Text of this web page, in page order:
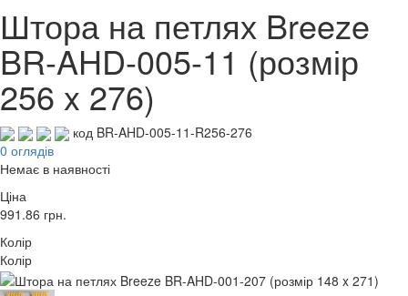
Штора на петлях Breeze
BR-AHD-005-11 (розмір
256 x 276)
код BR-AHD-005-11-R256-276
0 оглядів
Немає в наявності
Ціна
991.86 грн.
Колір
Колір